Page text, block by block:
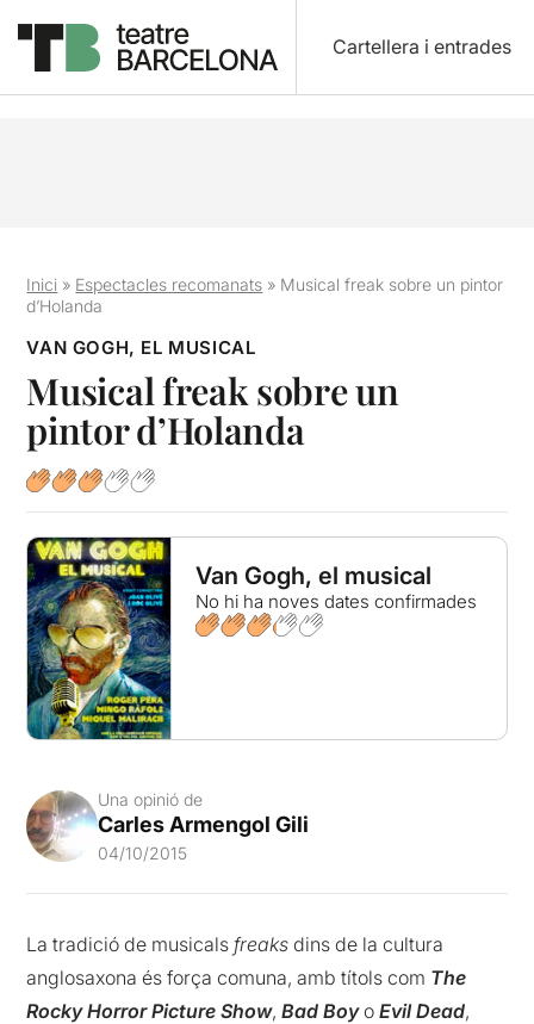
Cartellera i entrades
Inici » Espectacles recomanats » Musical freak sobre un pintor
d’Holanda
VAN GOGH, EL MUSICAL
Musical freak sobre un
pintor d’Holanda
Van Gogh, el musical
No hi ha noves dates confirmades
Una opinió de
Carles Armengol Gili
04/10/2015
La tradició de musicalsfreaks dins de la cultura
anglosaxona és força comuna, amb títols com The
Rocky Horror Picture Show,Bad BoyoEvil Dead,